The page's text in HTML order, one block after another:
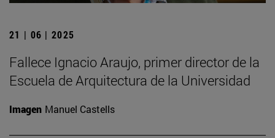
21 | 06 | 2025
Fallece Ignacio Araujo, primer director de la
Escuela de Arquitectura de la Universidad
Imagen Manuel Castells